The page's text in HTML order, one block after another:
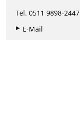
Tel. 0511 9898-2447
E-Mail